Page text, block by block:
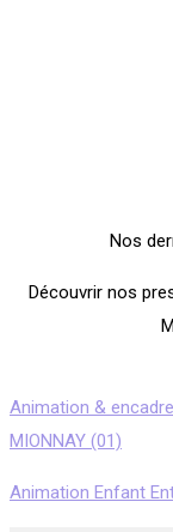
Nos
Découvrir nos
Animation &
MIONNAY (01)
Animation Enfant